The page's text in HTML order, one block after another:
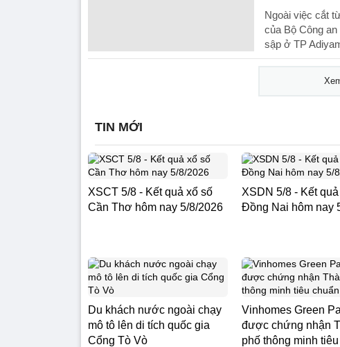
Ngoài việc cắt
của Bộ Công
sập ở TP
TIN MỚI
XSCT 5/8 - Kết quả xổ số
Cần Thơ hôm nay 5/8/2026
XSDN 5/8 - Kết
Đồng Nai hôm nay
Du khách nước ngoài chạy
mô tô lên di tích quốc gia
Cổng Tò Vò
Vinhomes Green
được chứng nhận
phố thông minh